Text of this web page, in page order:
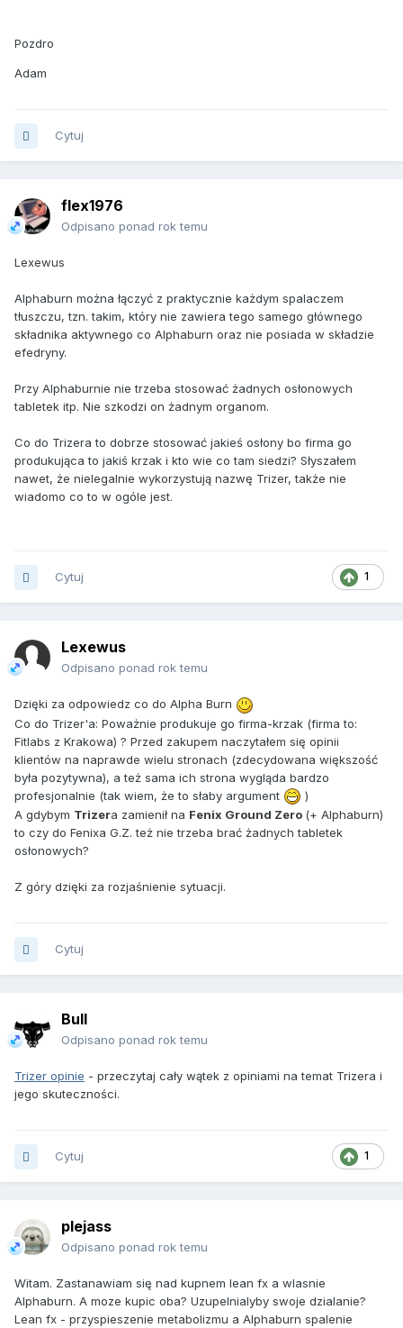
Pozdro
Adam
Cytuj
flex1976
Odpisano ponad rok temu
Lexewus
Alphaburn można łączyć z praktycznie każdym spalaczem
tłuszczu, tzn. takim, który nie zawiera tego samego głównego
składnika aktywnego co Alphaburn oraz nie posiada w składzie
efedryny.
Przy Alphaburnie nie trzeba stosować żadnych osłonowych
tabletek itp. Nie szkodzi on żadnym organom.
Co do Trizera to dobrze stosować jakieś osłony bo firma go
produkująca to jakiś krzak i kto wie co tam siedzi? Słyszałem
nawet, że nielegalnie wykorzystują nazwę Trizer, także nie
wiadomo co to w ogóle jest.
1
Cytuj
Lexewus
Odpisano ponad rok temu
Dzięki za odpowiedz co do Alpha Burn
Co do Trizer'a: Poważnie produkuje go firma-krzak (firma to:
Fitlabs z Krakowa) ? Przed zakupem naczytałem się opinii
klientów na naprawde wielu stronach (zdecydowana większość
była pozytywna), a też sama ich strona wygląda bardzo
profesjonalnie (tak wiem, że to słaby argument
)
A gdybym Trizera zamienił na Fenix Ground Zero (+ Alphaburn)
to czy do Fenixa G.Z. też nie trzeba brać żadnych tabletek
osłonowych?
Z góry dzięki za rozjaśnienie sytuacji.
Cytuj
Bull
Odpisano ponad rok temu
Trizer opinie - przeczytaj cały wątek z opiniami na temat Trizera i
jego skuteczności.
1
Cytuj
plejass
Odpisano ponad rok temu
Witam. Zastanawiam się nad kupnem lean fx a wlasnie
Alphaburn. A moze kupic oba? Uzupelnialyby swoje dzialanie?
Lean fx - przyspieszenie metabolizmu a Alphaburn spalenie